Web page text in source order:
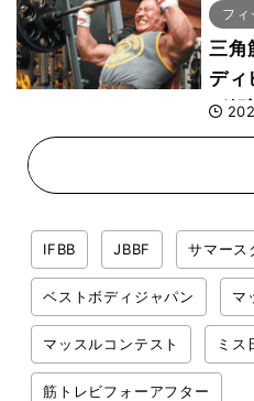
フィ
三角
ディ
が解
らな
IFBB JBBF サマース
ベストボディジャパン マ
マッスルコンテスト ミス
筋トレビフォーアフター